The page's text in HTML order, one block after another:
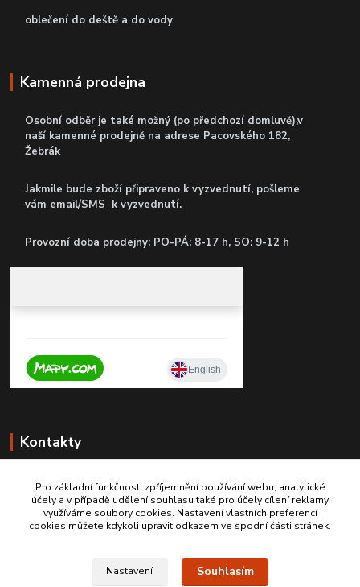
oblečení do deště a do vody
Kamenná prodejna
Osobní odběr je také možný (po předchozí domluvě),v
naší kamenné prodejně na adrese Pacovského 182,
Žebrák
Jakmile bude zboží připraveno k vyzvednutí, pošleme
vám email/SMS k vyzvednutí.
Provozní doba prodejny: PO-PÁ: 8-17 h, SO: 9-12 h
Kontakty
+420 603467970
Pro základní funkčnost, zpříjemnění používání webu, analytické
účely a v případě udělení souhlasu také pro účely cílení reklamy
využíváme soubory cookies. Nastavení vlastních preferencí
cookies můžete kdykoli upravit odkazem ve spodní části stránek.
Nastavení Souhlasím